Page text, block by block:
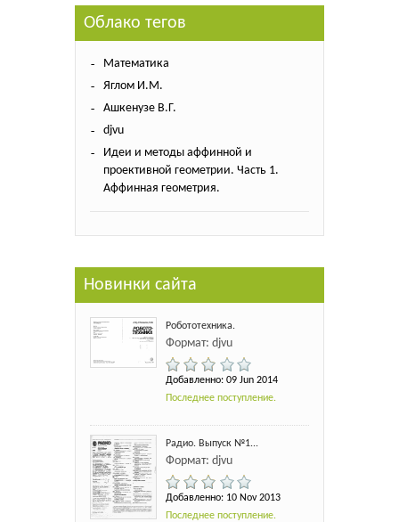
Облако тегов
Математика
Яглом И.М.
Ашкенузе В.Г.
djvu
Идеи и методы аффинной и
проективной геометрии. Часть 1.
Аффинная геометрия.
Новинки сайта
Робототехника.
Формат: djvu
Добавленно: 09 Jun 2014
Последнее поступление.
Радио. Выпуск №1...
Формат: djvu
Добавленно: 10 Nov 2013
Последнее поступление.